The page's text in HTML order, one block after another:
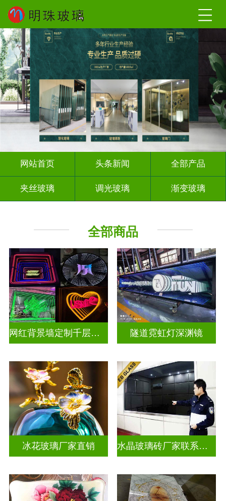
网站首页 头条新闻 全部产品
夹丝玻璃 调光玻璃 渐变玻璃
其它玻璃
全部商品
网红背景墙定制千层镜深渊镜 隧道霓虹灯深渊镜
冰花玻璃厂家直销 水晶玻璃砖厂家联系方式